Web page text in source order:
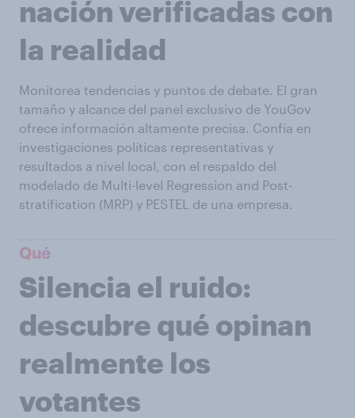
nación verificadas con
la realidad
Monitorea tendencias y puntos de debate. El gran
tamaño y alcance del panel exclusivo de YouGov
ofrece información altamente precisa. Confía en
investigaciones políticas representativas y
resultados a nivel local, con el respaldo del
modelado de Multi-level Regression and Post-
stratification (MRP) y PESTEL de una empresa.
Qué
Silencia el ruido:
descubre qué opinan
realmente los
votantes